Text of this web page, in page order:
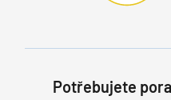
Potřebujete